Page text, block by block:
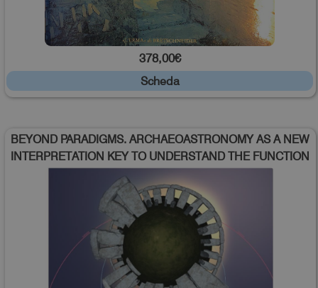
378,00€
Scheda
BEYOND PARADIGMS. ARCHAEOASTRONOMY AS A NEW
INTERPRETATION KEY TO UNDERSTAND THE FUNCTION
AND MEANING OF ANCIENT ROMAN BUILDINGS